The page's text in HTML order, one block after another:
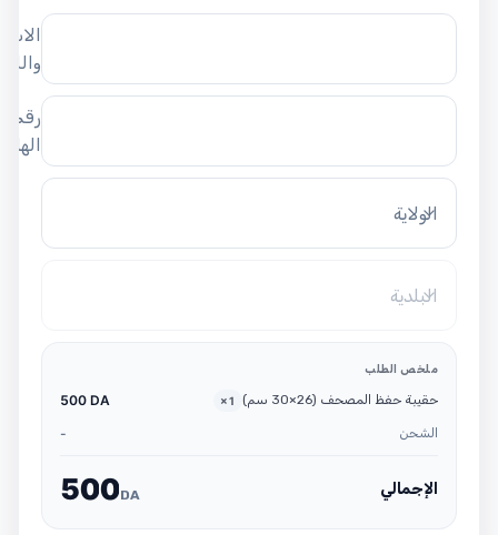
رقم
الولاية
البلدية
ملخص الطلب
حقيبة حفظ المصحف (26×30 سم) ×1
500 DA
الشحن -
الإجمالي 500DA